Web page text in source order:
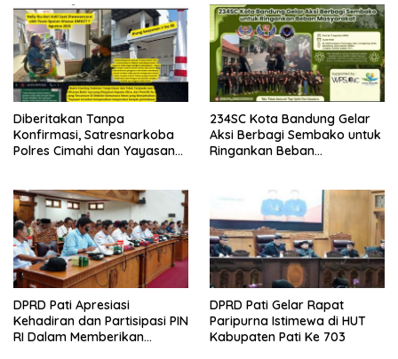
Diberitakan Tanpa
Konfirmasi, Satresnarkoba
Polres Cimahi dan Yayasan
234SC Kota Bandung Gelar
Aksi Berbagi Sembako untuk
Ringankan Beban
DPRD Pati Apresiasi
Kehadiran dan Partisipasi PIN
RI Dalam Memberikan
DPRD Pati Gelar Rapat
Paripurna Istimewa di HUT
Kabupaten Pati Ke 703